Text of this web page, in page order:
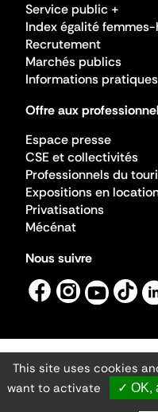
Service public +
Index égalité
Recrutement
Marchés publics
Informations pratiques
Offre aux
Espace presse
CSE et collectivités
Professionnels du
Expositions en
Privatisations
Mécénat
Nous suivre
Ministère
This site uses cookies
want to activate
✓ OK,